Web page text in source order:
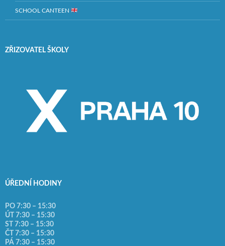
SCHOOL CANTEEN
ZŘIZOVATEL ŠKOLY
ÚŘEDNÍ HODINY
PO 7:30 – 15:30
ÚT 7:30 – 15:30
ST 7:30 – 15:30
ČT 7:30 – 15:30
PÁ 7:30 – 15:30